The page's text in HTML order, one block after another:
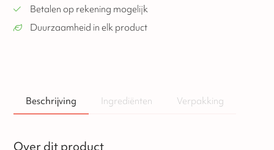
Betalen op rekening mogelijk
Duurzaamheid in elk product
Beschrijving Ingrediënten Verpakking
Over dit product